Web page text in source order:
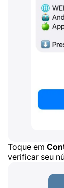
Toque em
verificar seu